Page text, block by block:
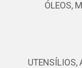
ÓLEOS,
UTENSÍLIOS,